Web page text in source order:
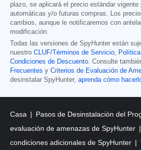
plazo, se aplicará el precio estándar vigente
automáticas y/o futuras compras. Los
cambios, aunque le notificaremos con
modificación.
Todas las versiones de SpyHunter están
nuestro CLUF/Términos de Servicio,
Condiciones de Descuento. Consulte
Frecuentes y Criterios de Evaluación de
desinstalar SpyHunter, aprenda cómo
Casa Pasos de Desinstalación del
evaluación de amenazas de SpyHunter
condiciones adicionales de SpyHunter